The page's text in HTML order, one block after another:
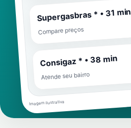
Supergasbras * • 31 min
Compare preços
Consigaz * • 38 min
Atende seu bairro
Imagem ilustrativa